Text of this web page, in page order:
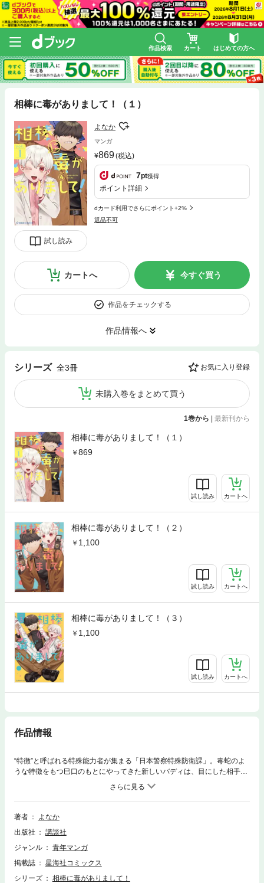
作品検索 カート はじめての方へ
相棒に毒がありまして！（１）
試し読み
よなか
マンガ
869(税込)
7pt獲得
ポイント詳細
dカード利用でさらにポイント+2%
返品不可
カートへ 今すぐ買う
作品をチェックする
作品情報へ
シリーズ 全3冊 お気に入り登録
未購入巻をまとめて買う
1巻から | 最新刊から
相棒に毒がありまして！（１）
869
試し読み カートへ
相棒に毒がありまして！（２）
1,100
試し読み カートへ
相棒に毒がありまして！（３）
1,100
試し読み カートへ
作品情報
“特徴”と呼ばれる特殊能力者が集まる「日本警察特殊防衛課」。毒蛇のよ
うな特徴をもつ巳口のもとにやってきた新しいバディは、目にした相手の
３時間先までの危険がみえる子川。彼らのもとに襲い来るのは、毒物散布
犯、女性連続殺人犯、そして「鳥のフン」！？二人は“特徴”という力を合
わせて、事件解決できるのか？ゆるあま警察コメディ、はじまります！
著者
よなか
出版社
講談社
ジャンル
青年マンガ
掲載誌
星海社コミックス
シリーズ
相棒に毒がありまして！